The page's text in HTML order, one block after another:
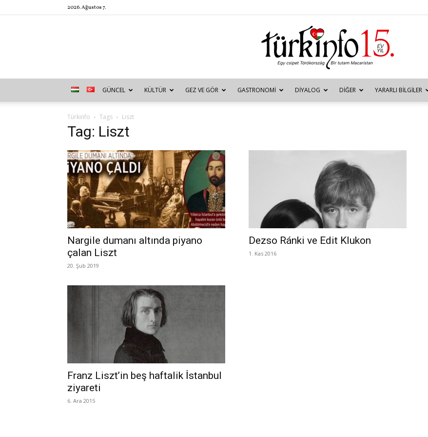
2026. Ağustos 7.
Türkinfo
GÜNCEL KÜLTÜR GEZ VE GÖR GASTRONOMI DIYALOG DIĞER YARARLI BILGILER
Türkinfo Tags Liszt
Tag: Liszt
Nargile dumanı altında piyano
çalan Liszt
20. Şub 2019
Dezso Ránki ve Edit Klukon
1. Kas 2016
Franz Liszt’in beş haftalik İstanbul
ziyareti
6. Ara 2015